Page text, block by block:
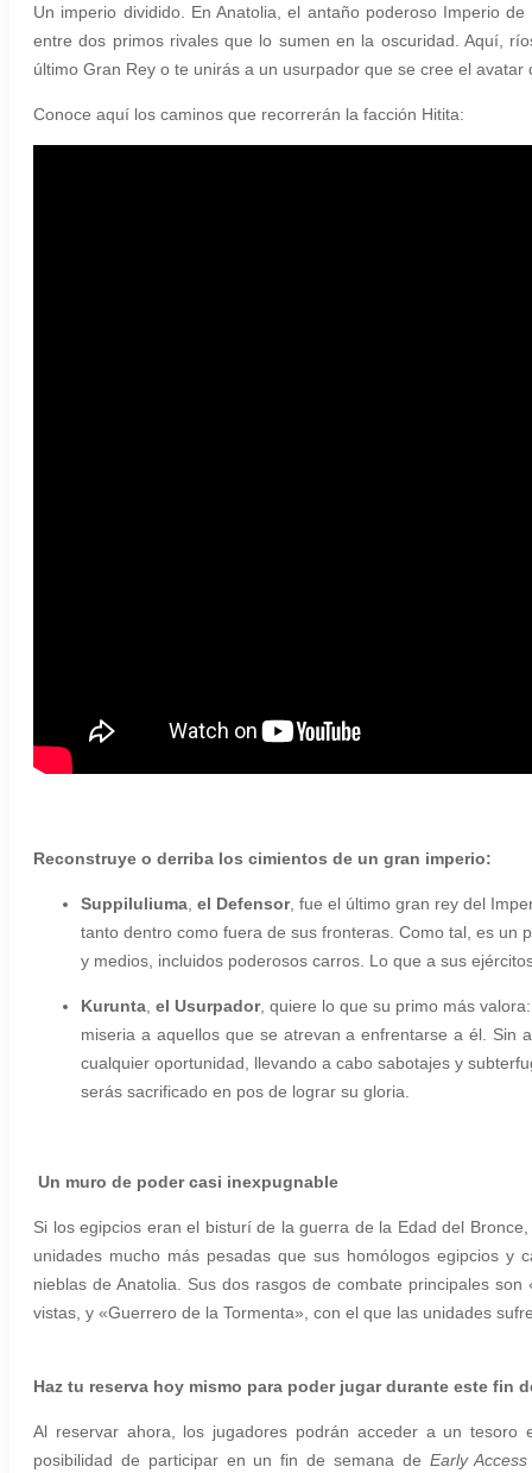
Un imperio dividido. En Anatolia, el antaño poderoso Imperio
entre dos primos rivales que lo sumen en la oscuridad. Aquí,
último Gran Rey o te unirás a un usurpador que se cree el avatar
Conoce aquí los caminos que recorrerán la facción Hitita:
Reconstruye o derriba los cimientos de un gran imperio:
Suppiluliuma el Defensor, fue el último gran rey del
tanto dentro como fuera de sus fronteras. Como tal, es un
y medios, incluidos poderosos carros. Lo que a sus
Kurunta ,el Usurpador, quiere lo que su primo más
miseria a aquellos que se atrevan a enfrentarse a él. Sin
cualquier oportunidad, llevando a cabo sabotajes y
serás sacrificado en pos de lograr su gloria.
Un muro de poder casi inexpugnable
Si los egipcios eran el bisturí de la guerra de la Edad del
unidades mucho más pesadas que sus homólogos egipcios y
nieblas de Anatolia. Sus dos rasgos de combate principales
vistas, y «Guerrero de la Tormenta», con el que las unidades
Haz tu reserva hoy mismo para poder jugar durante este fin
Al reservar ahora, los jugadores podrán acceder a un tesoro
posibilidad de participar en un fin de semana de Early Access